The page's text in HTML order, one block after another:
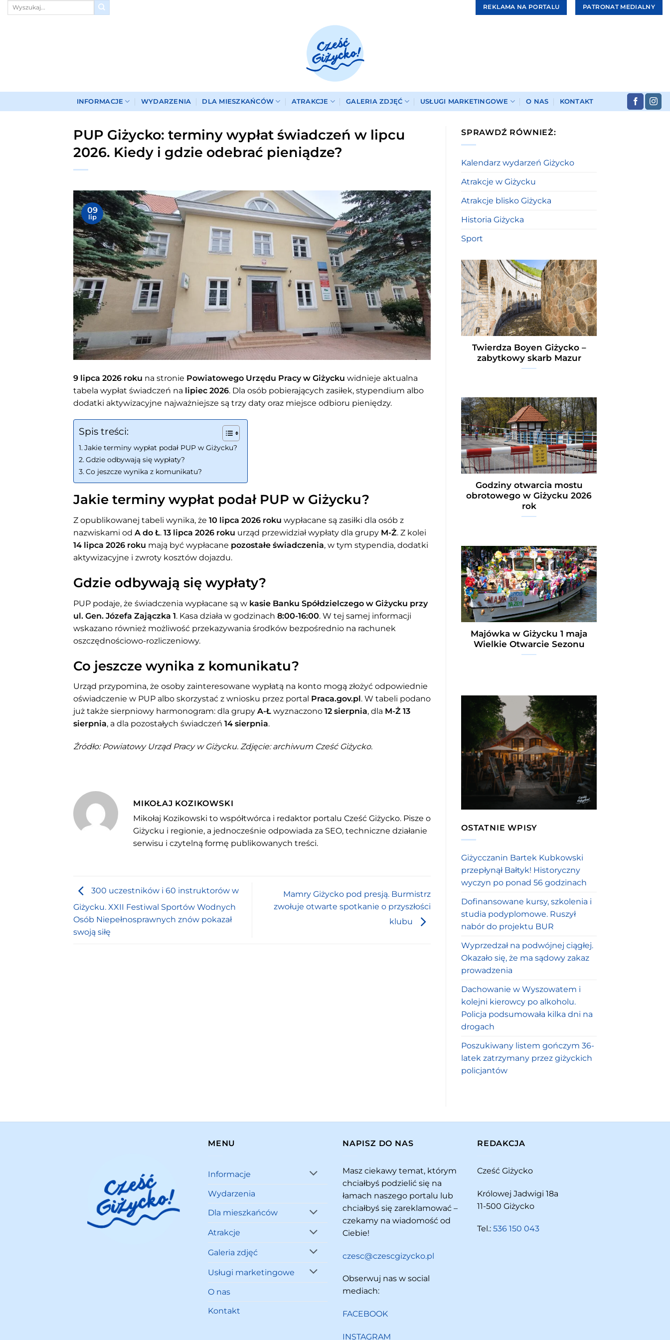
Przewiń
REKLAMA NA PORTALU PATRONAT MEDIALNY
INFORMACJE WYDARZENIA DLA MIESZKAŃCÓW ATRAKCJE GALERIA ZDJĘĆ USŁUGI MARKETINGOWE O NAS KONTAKT
PUP Giżycko: terminy wypłat świadczeń w lipcu
2026. Kiedy i gdzie odebrać pieniądze?
09
lip
9 lipca 2026 roku na stronie Powiatowego Urzędu Pracy w Giżycku widnieje aktualna
tabela wypłat świadczeń na lipiec 2026. Dla osób pobierających zasiłek, stypendium albo
dodatki aktywizacyjne najważniejsze są trzy daty oraz miejsce odbioru pieniędzy.
Spis treści:
Jakie terminy wypłat podał PUP w Giżycku?
Gdzie odbywają się wypłaty?
Co jeszcze wynika z komunikatu?
Jakie terminy wypłat podał PUP w Giżycku?
Z opublikowanej tabeli wynika, że 10 lipca 2026 roku wypłacane są zasiłki dla osób z
nazwiskami od A do Ł. 13 lipca 2026 roku urząd przewidział wypłaty dla grupy M-Ż. Z kolei
14 lipca 2026 roku mają być wypłacane pozostałe świadczenia, w tym stypendia, dodatki
aktywizacyjne i zwroty kosztów dojazdu.
Gdzie odbywają się wypłaty?
PUP podaje, że świadczenia wypłacane są w kasie Banku Spółdzielczego w Giżycku przy
ul. Gen. Józefa Zajączka 1. Kasa działa w godzinach 8:00-16:00. W tej samej informacji
wskazano również możliwość przekazywania środków bezpośrednio na rachunek
oszczędnościowo-rozliczeniowy.
Co jeszcze wynika z komunikatu?
Urząd przypomina, że osoby zainteresowane wypłatą na konto mogą złożyć odpowiednie
oświadczenie w PUP albo skorzystać z wniosku przez portal Praca.gov.pl. W tabeli podano
już także sierpniowy harmonogram: dla grupy A-Ł wyznaczono 12 sierpnia, dla M-Ż 13
sierpnia, a dla pozostałych świadczeń 14 sierpnia.
Źródło: Powiatowy Urząd Pracy w Giżycku. Zdjęcie: archiwum Cześć Giżycko.
MIKOŁAJ KOZIKOWSKI
Mikołaj Kozikowski to współtwórca i redaktor portalu Cześć Giżycko. Pisze o
Giżycku i regionie, a jednocześnie odpowiada za SEO, techniczne działanie
serwisu i czytelną formę publikowanych treści.
300 uczestników i 60 instruktorów w
Giżycku. XXII Festiwal Sportów Wodnych
Osób Niepełnosprawnych znów pokazał
swoją siłę
Mamry Giżycko pod presją. Burmistrz
zwołuje otwarte spotkanie o przyszłości
klubu
SPRAWDŹ RÓWNIEŻ:
Kalendarz wydarzeń Giżycko
Atrakcje w Giżycku
Atrakcje blisko Giżycka
Historia Giżycka
Sport
Twierdza Boyen Giżycko –
zabytkowy skarb Mazur
Godziny otwarcia mostu
obrotowego w Giżycku 2026
rok
Majówka w Giżycku 1 maja
Wielkie Otwarcie Sezonu
OSTATNIE WPISY
Giżycczanin Bartek Kubkowski
przepłynął Bałtyk! Historyczny
wyczyn po ponad 56 godzinach
Dofinansowane kursy, szkolenia i
studia podyplomowe. Ruszył
nabór do projektu BUR
Wyprzedzał na podwójnej ciągłej.
Okazało się, że ma sądowy zakaz
prowadzenia
Dachowanie w Wyszowatem i
kolejni kierowcy po alkoholu.
Policja podsumowała kilka dni na
drogach
Poszukiwany listem gończym 36-
latek zatrzymany przez giżyckich
policjantów
MENU
Informacje
Wydarzenia
Dla mieszkańców
Atrakcje
Galeria zdjęć
Usługi marketingowe
O nas
Kontakt
NAPISZ DO NAS
Masz ciekawy temat, którym
chciałbyś podzielić się na
łamach naszego portalu lub
chciałbyś się zareklamować –
czekamy na wiadomość od
Ciebie!
czesc@czescgizycko.pl
Obserwuj nas w social
mediach:
FACEBOOK
INSTAGRAM
REDAKCJA
Cześć Giżycko
Królowej Jadwigi 18a
11-500 Giżycko
Tel.: 536 150 043